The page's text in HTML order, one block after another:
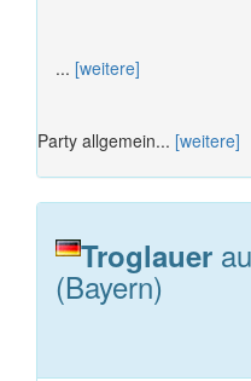
... [weitere]
Party allgemein... [weitere]
Troglauer
(Bayern)